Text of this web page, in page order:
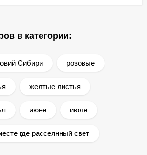
в категории:
Сибири розовые
желтые листья
июне июле
где рассеянный свет